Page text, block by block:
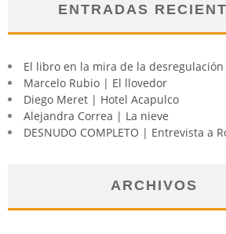
ENTRADAS
El libro en la mira de la desregulación
Marcelo Rubio | El llovedor
Diego Meret | Hotel Acapulco
Alejandra Correa | La nieve
DESNUDO COMPLETO | Entrevista a
ARCHIVOS